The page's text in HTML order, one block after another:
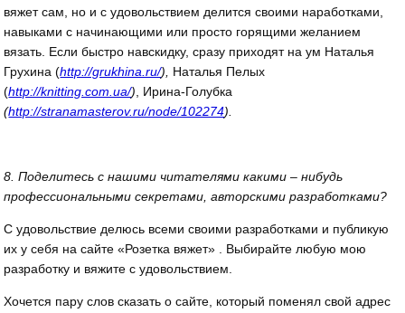
вяжет сам, но и с удовольствием делится своими наработками,
навыками с начинающими или просто горящими желанием
вязать. Если быстро навскидку, сразу приходят на ум Наталья
Грухина (http://grukhina.ru/),
Наталья Пелых
(http://knitting.com.ua/) , Ирина-Голубка
(http://stranamasterov.ru/node/102274).
8. Поделитесь с нашими читателями какими – нибудь
профессиональными секретами, авторскими разработками?
С удовольствие делюсь всеми своими разработками и публикую
их у себя на сайте «Розетка вяжет» . Выбирайте любую мою
разработку и вяжите с удовольствием.
Хочется пару слов сказать о сайте, который поменял свой адрес